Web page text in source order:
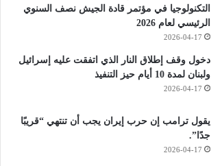
التكنولوجيا في مؤتمر قادة الجيش نصف السنوي
الرئيسي لعام 2026
2026-04-17
دخول وقف إطلاق النار الذي اتفقت عليه إسرائيل
ولبنان لمدة 10 أيام حيز التنفيذ
2026-04-17
يقول ترامب إن حرب إيران يجب أن تنتهي “قريبًا
جدًا”.
2026-04-17